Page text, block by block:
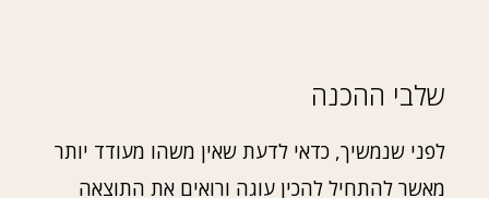
שלבי ההכנה
לפני שנמשיך, כדאי לדעת שאין משהו מעודד יותר
מאשר להתחיל להכין עוגה ורואים את התוצאה